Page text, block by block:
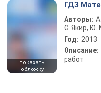
показать
обложку
ГДЗ
Авторы:
С. Якир, Ю.
Год: 2013
Описание:
работ